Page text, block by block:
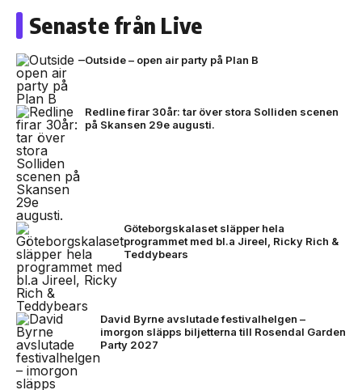
Senaste från Live
Outside – open air party på Plan B
Redline firar 30år: tar över stora Solliden scenen
på Skansen 29e augusti.
Göteborgskalaset släpper hela
programmet med bl.a Jireel, Ricky Rich &
Teddybears
David Byrne avslutade festivalhelgen –
imorgon släpps biljetterna till Rosendal Garden
Party 2027